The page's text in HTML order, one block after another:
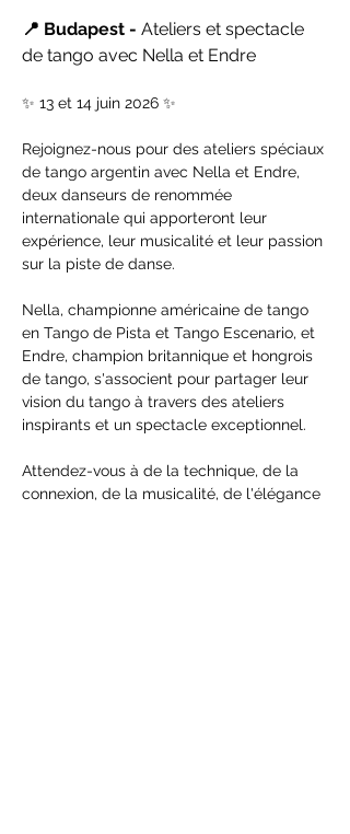
📍 Budapest - Ateliers et spectacle
de tango avec Nella et Endre
✨ 13 et 14 juin 2026 ✨
Rejoignez-nous pour des ateliers spéciaux
de tango argentin avec Nella et Endre,
deux danseurs de renommée
internationale qui apporteront leur
expérience, leur musicalité et leur passion
sur la piste de danse.
Nella, championne américaine de tango
en Tango de Pista et Tango Escenario, et
Endre, champion britannique et hongrois
de tango, s'associent pour partager leur
vision du tango à travers des ateliers
inspirants et un spectacle exceptionnel.
Attendez-vous à de la technique, de la
connexion, de la musicalité, de l'élégance